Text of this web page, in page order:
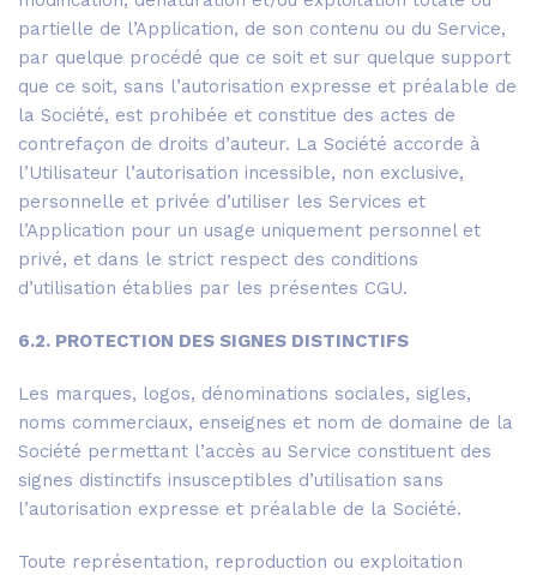
partielle de l’Application, de son contenu ou du Service,
par quelque procédé que ce soit et sur quelque support
que ce soit, sans l’autorisation expresse et préalable de
la Société, est prohibée et constitue des actes de
contrefaçon de droits d’auteur. La Société accorde à
l’Utilisateur l’autorisation incessible, non exclusive,
personnelle et privée d’utiliser les Services et
l’Application pour un usage uniquement personnel et
privé, et dans le strict respect des conditions
d’utilisation établies par les présentes CGU.
6.2. PROTECTION DES SIGNES DISTINCTIFS
Les marques, logos, dénominations sociales, sigles,
noms commerciaux, enseignes et nom de domaine de la
Société permettant l’accès au Service constituent des
signes distinctifs insusceptibles d’utilisation sans
l’autorisation expresse et préalable de la Société.
Toute représentation, reproduction ou exploitation